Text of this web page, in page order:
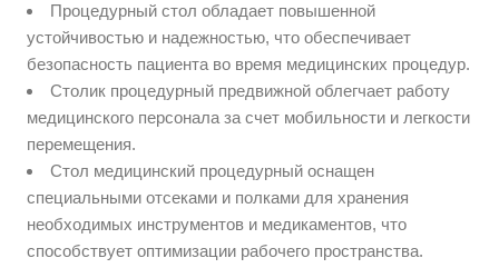
Процедурный стол обладает повышенной
устойчивостью и надежностью, что обеспечивает
безопасность пациента во время медицинских процедур.
Столик процедурный предвижной облегчает работу
медицинского персонала за счет мобильности и легкости
перемещения.
Стол медицинский процедурный оснащен
специальными отсеками и полками для хранения
необходимых инструментов и медикаментов, что
способствует оптимизации рабочего пространства.